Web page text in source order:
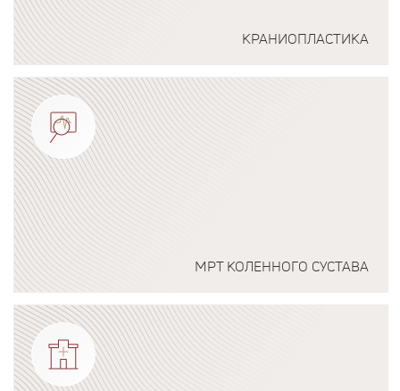
КРАНИОПЛАСТИКА
Подробнее о программе
МРТ КОЛЕННОГО СУСТАВА
Подробнее о программе